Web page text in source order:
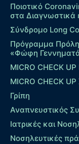
Ποιοτικό
στα Διαγνωστικά
Σύνδρομο Long
Πρόγραμμα
«Φώφη
MICRO CHECK
MICRO CHECK
Γρίπη
Αναπνευστικός
Ιατρικές και
Νοσηλευτικές